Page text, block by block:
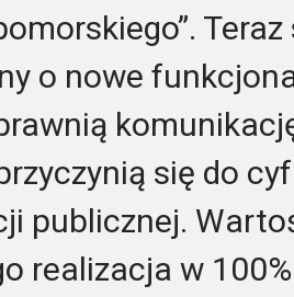
o nowe
się do
publicznej.
realizacja w